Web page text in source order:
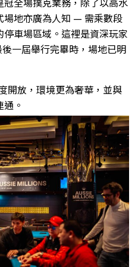
場地亦廣為人知 — 需乘數段
車場區域。這裡是資深玩家
一屆舉行完畢時，場地已明
開放，環境更為奢華，並與
。